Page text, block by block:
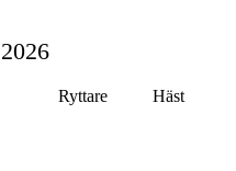
Ryttare Häst